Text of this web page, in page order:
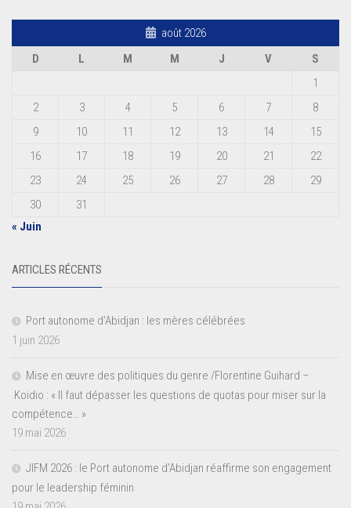
août 2026
D
L M M J V
S
1
2
3 4 5 6 7
8
9
10 11 12 13 14
15
16
17 18 19 20 21
22
23
24 25 26 27 28
29
30
31
« Juin
ARTICLES RÉCENTS
Port autonome d’Abidjan : les mères célébrées
1 juin 2026
Mise en œuvre des politiques du genre /Florentine Guihard –
Koidio : « Il faut dépasser les questions de quotas pour miser sur la
compétence… »
19 mai 2026
JIFM 2026 : le Port autonome d’Abidjan réaffirme son engagement
pour le leadership féminin